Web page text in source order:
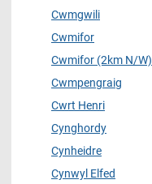
Cwmgwili
Cwmifor
Cwmifor (2km N/W)
Cwmpengraig
Cwrt Henri
Cynghordy
Cynheidre
Cynwyl Elfed